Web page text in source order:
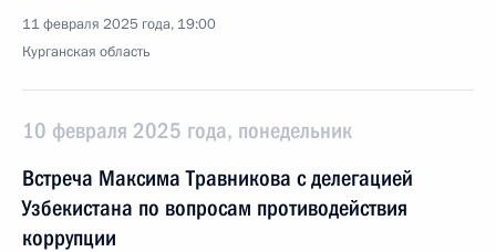
11 февраля 2025 года, 19:00
Курганская область
10 февраля 2025 года, понедельник
Встреча Максима Травникова с делегацией
Узбекистана по вопросам противодействия
коррупции